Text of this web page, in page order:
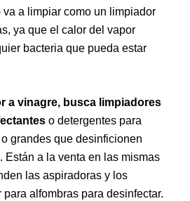
a limpiar como un limpiador
ya que el calor del vapor
bacteria que pueda estar
a vinagre, busca limpiadores
o detergentes para
grandes que desinficionen
Están a la venta en las mismas
las aspiradoras y los
para alfombras para desinfectar.